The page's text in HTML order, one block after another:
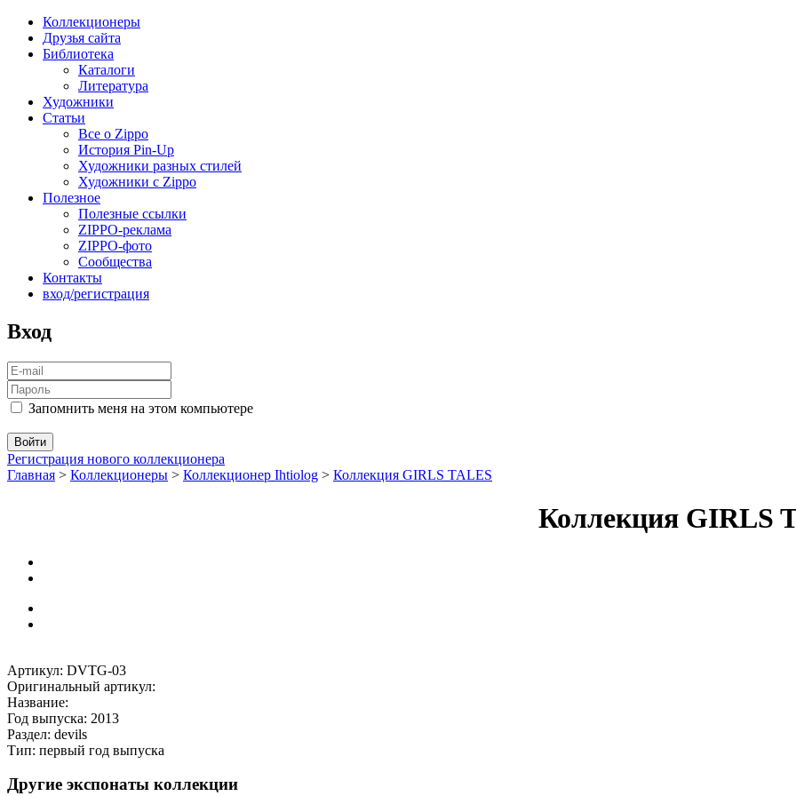
Коллекционеры
Друзья сайта
Библиотека
Каталоги
Литература
Художники
Статьи
Все о Zippo
История Pin-Up
Художники разных стилей
Художники с Zippo
Полезное
Полезные ссылки
ZIPPO-реклама
ZIPPO-фото
Сообщества
Контакты
вход/регистрация
Вход
Запомнить меня на этом компьютере
Регистрация нового коллекционера
Главная > Коллекционеры > Коллекционер Ihtiolog > Коллекция GIRLS TALES
Коллекция GIRLS
Артикул: DVTG-03
Оригинальный артикул:
Название:
Год выпуска: 2013
Раздел: devils
Тип: первый год выпуска
Другие экспонаты коллекции